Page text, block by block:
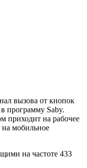
вызова от кнопок
программу Saby.
приходит на рабочее
мобильное
на частоте 433